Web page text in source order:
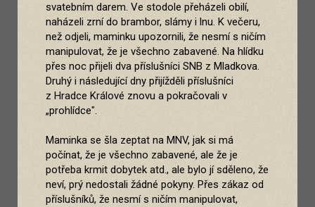
svatebním darem. Ve stodole přeházeli obilí,
naházeli zrní do brambor, slámy i lnu. K večeru,
než odjeli, maminku upozornili, že nesmí s ničím
manipulovat, že je všechno zabavené. Na hlídku
přes noc přijeli dva příslušníci SNB z Mladkova.
Druhý i následující dny přijížděli příslušníci
z Hradce Králové znovu a pokračovali v
„prohlídce".
Maminka se šla zeptat na MNV, jak si má
počínat, že je všechno zabavené, ale že je
potřeba krmit dobytek atd., ale bylo jí sděleno, že
neví, prý nedostali žádné pokyny. Přes zákaz od
příslušníků, že nesmí s ničím manipulovat,